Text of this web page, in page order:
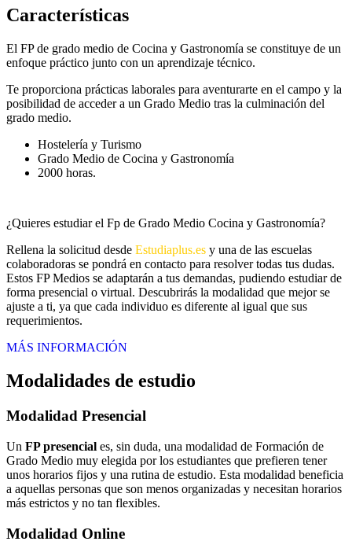
Características
El FP de grado medio de Cocina y Gastronomía se constituye de un
enfoque práctico junto con un aprendizaje técnico.
Te proporciona prácticas laborales para aventurarte en el campo y la
posibilidad de acceder a un Grado Medio tras la culminación del
grado medio.
Hostelería y Turismo
Grado Medio de Cocina y Gastronomía
2000 horas.
¿Quieres estudiar el Fp de Grado Medio Cocina y Gastronomía?
Rellena la solicitud desde Estudiaplus.es y una de las escuelas
colaboradoras se pondrá en contacto para resolver todas tus dudas.
Estos FP Medios se adaptarán a tus demandas, pudiendo estudiar de
forma presencial o virtual. Descubrirás la modalidad que mejor se
ajuste a ti, ya que cada individuo es diferente al igual que sus
requerimientos.
MÁS INFORMACIÓN
Modalidades de estudio
Modalidad Presencial
Un FP presencial es, sin duda, una modalidad de Formación de
Grado Medio muy elegida por los estudiantes que prefieren tener
unos horarios fijos y una rutina de estudio. Esta modalidad beneficia
a aquellas personas que son menos organizadas y necesitan horarios
más estrictos y no tan flexibles.
Modalidad Online